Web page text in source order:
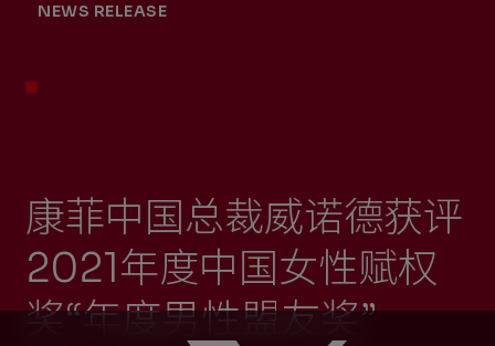
are
康菲中国总裁威诺德获评
2021年度中国女性赋权
奖“年度男性盟友奖”
NEWS RELEASE